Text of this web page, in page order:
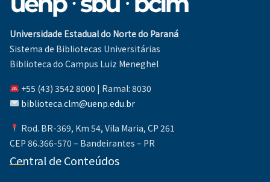
Universidade Estadual do Norte do Paraná
Sistema de Bibliotecas Universitárias
Biblioteca do Campus Luiz Meneghel
+55 (43) 3542 8000 | Ramal: 8030
biblioteca.clm@uenp.edu.br
Rod. BR-369, Km 54, Vila Maria, CP 261
CEP 86.366-570 – Bandeirantes – PR
Central de Conteúdos